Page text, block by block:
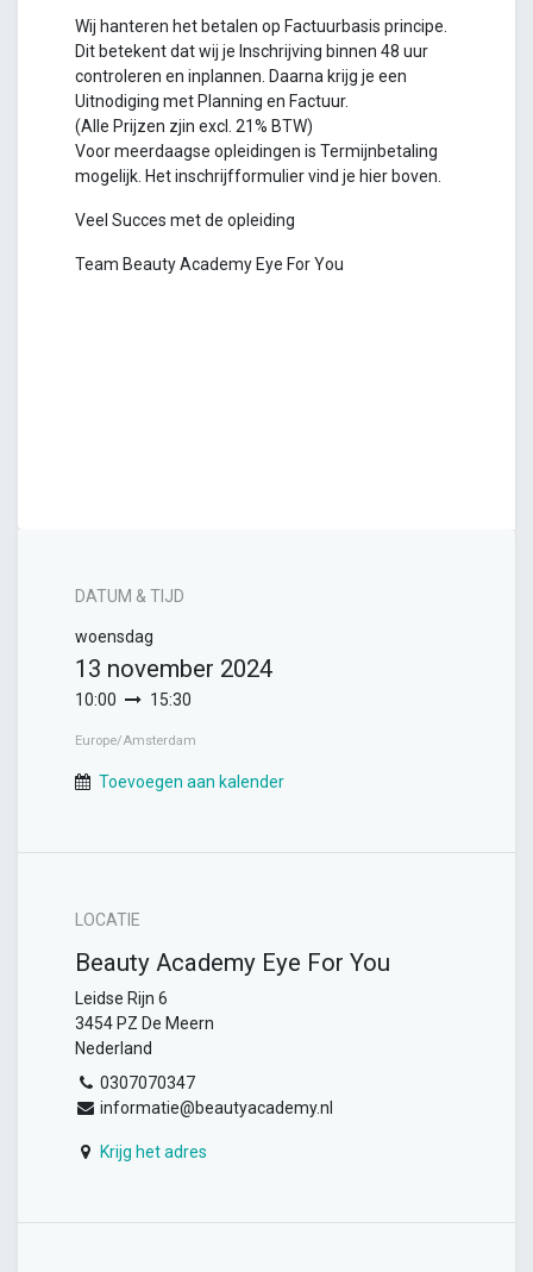
Wij hanteren het betalen op Factuurbasis principe.
Dit betekent dat wij je Inschrijving binnen 48 uur
controleren en inplannen. Daarna krijg je een
Uitnodiging met Planning en Factuur.
(Alle Prijzen zjin excl. 21% BTW)
Voor meerdaagse opleidingen is Termijnbetaling
mogelijk. Het inschrijfformulier vind je hier boven.
Veel Succes met de opleiding
Team Beauty Academy Eye For You
DATUM & TIJD
woensdag
13 november 2024
10:00 15:30
Europe/Amsterdam
Toevoegen aan kalender
LOCATIE
Beauty Academy Eye For You
Leidse Rijn 6
3454 PZ De Meern
Nederland
0307070347
informatie@beautyacademy.nl
Krijg het adres